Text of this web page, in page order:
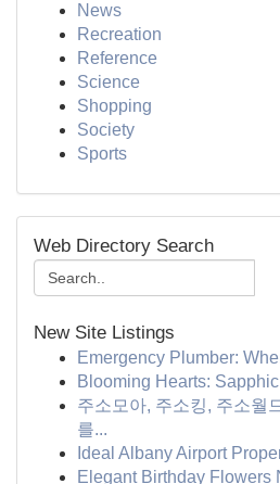
News
Recreation
Reference
Science
Shopping
Society
Sports
Web Directory Search
New Site Listings
Emergency Plumber:
Blooming Hearts:
주소모아, 주소킹, 주소월
를...
Ideal Albany Airport
Elegant Birthday Flowers